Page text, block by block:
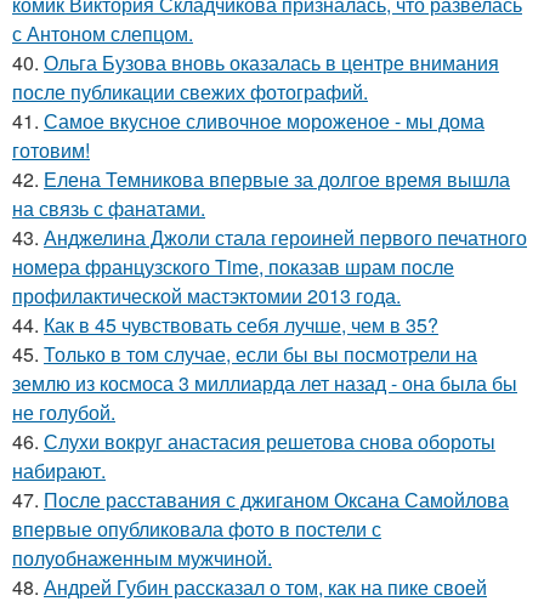
с Антоном слепцом.
40. Ольга Бузова вновь оказалась в центре внимания
после публикации свежих фотографий.
41. Самое вкусное сливочное мороженое - мы дома
готовим!
42. Елена Темникова впервые за долгое время вышла
на связь с фанатами.
43. Анджелина Джоли стала героиней первого печатного
номера французского Time, показав шрам после
профилактической мастэктомии 2013 года.
44. Как в 45 чувствовать себя лучше, чем в 35?
45. Только в том случае, если бы вы посмотрели на
землю из космоса 3 миллиарда лет назад - она была бы
не голубой.
46. Слухи вокруг анастасия решетова снова обороты
набирают.
47. После расставания с джиганом Оксана Самойлова
впервые опубликовала фото в постели с
полуобнаженным мужчиной.
48. Андрей Губин рассказал о том, как на пике своей